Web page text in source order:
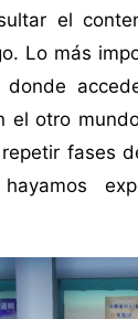
el
Lo más
el otro
fases